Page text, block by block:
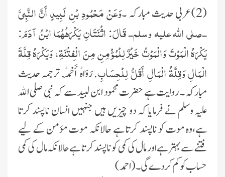
(2)عربی حدیث مبارکہ ۔
وَعَنْ مَحْمُودِ بْنِ لَبِيدٍ أَنَّ النَّبِيَّ
-صلى اللَّه عليه وسلم- قَالَ: اثْنَتَانِ يَكْرَهُهُمَا ابْنُ آدَمَ:
يَكْرَهُ الْمَوْتَ وَالْمَوْتُ خَيْرٌ لِلْمُؤْمِنِ مِنَ الْفِتْنَةِ، وَيَكْرَهُ قِلَّةَ
الْمَالِ وَقِلَّةُ الْمَالِ أَقَلُّ لِلْحِسَابِ. رَوَاهُ أَحْمَدُ. ترجمہ حدیث
مبارکہ ۔ روایت ہے حضرت محمود ابن لبید سے کہ نبی صلی الله
علیہ وسلم نے فرمایا کہ دو چیزیں ہیں جنہیں انسان ناپسند کرتا
ہے،وہ موت کو ناپسند کرتا ہے حالانکہ موت مؤمن کے لیے
فتنے سے بہتر ہے اور مال کی کمی کو ناپسند کرتا ہے حالانکہ مال کی کمی
حساب کو کم کردے گی۔ (احمد)